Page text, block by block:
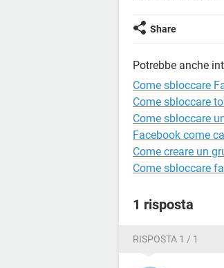
Share
Potrebbe anche
Come sbloccare
Come sbloccare
Come sbloccare
Facebook come
Come creare un
Come sbloccare
1 risposta
RISPOSTA 1 / 1